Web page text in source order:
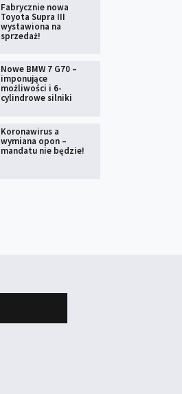
Fabrycznie nowa
Toyota Supra III
wystawiona na
sprzedaż!
Nowe BMW 7 G70 –
imponujące
możliwości i 6-
cylindrowe silniki
Koronawirus a
wymiana opon –
mandatu nie będzie!